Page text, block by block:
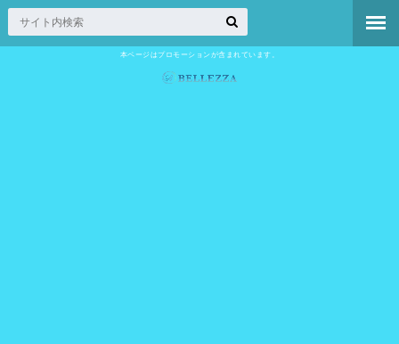
本ページはプロモーションが含まれています。